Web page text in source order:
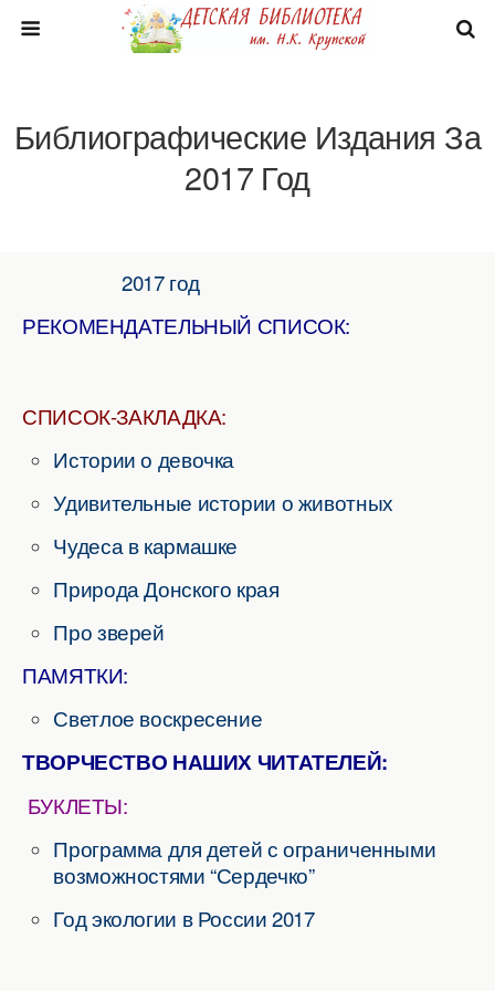
Библиографические Издания За
2017 Год
2017 год
РЕКОМЕНДАТЕЛЬНЫЙ СПИСОК:
СПИСОК-ЗАКЛАДКА:
Истории о девочка
Удивительные истории о животных
Чудеса в кармашке
Природа Донского края
Про зверей
ПАМЯТКИ:
Светлое воскресение
ТВОРЧЕСТВО НАШИХ ЧИТАТЕЛЕЙ:
БУКЛЕТЫ:
Программа для детей с ограниченными
возможностями “Сердечко”
Год экологии в России 2017